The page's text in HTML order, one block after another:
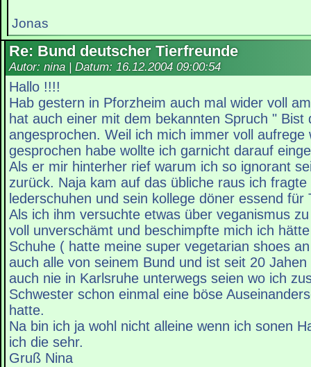
Jonas
Re: Bund deutscher Tierfreunde
Autor: nina | Datum: 16.12.2004 09:00:54
Hallo !!!!
Hab gestern in Pforzheim auch mal wider voll
hat auch einer mit dem bekannten Spruch " Bist
angesprochen. Weil ich mich immer voll aufrege
gesprochen habe wollte ich garnicht darauf
Als er mir hinterher rief warum ich so ignorant
zurück. Naja kam auf das übliche raus ich
lederschuhen und sein kollege döner essend für
Als ich ihm versuchte etwas über veganismus
voll unverschämt und beschimpfte mich ich
Schuhe ( hatte meine super vegetarian shoes
auch alle von seinem Bund und ist seit 20
auch nie in Karlsruhe unterwegs seien wo ich
Schwester schon einmal eine böse
hatte.
Na bin ich ja wohl nicht alleine wenn ich sonen
ich die sehr.
Gruß Nina